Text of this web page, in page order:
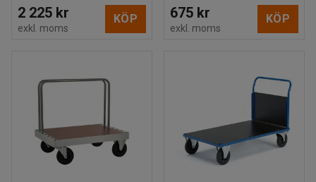
2 225 kr
exkl. moms
KÖP 675 kr
exkl. moms
KÖP